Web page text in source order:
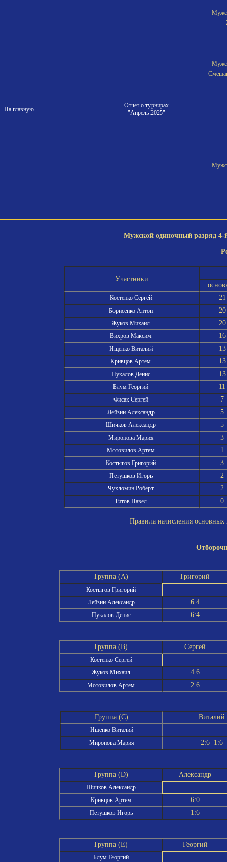
На главную
Отчет о турнирах
"Апрель 2025"
Мужской одиночный разряд 4-
Участники
Костенко Сергей 21
Борисенко Антон 20
Жуков Михаил 20
Вихров Максим 16
Ищенко Виталий 13
Кривцов Артем 13
Пукалов Денис 13
Блум Георгий 11
Фисак Сергей 7
Лейзин Александр 5
Шичков Александр 5
Миронова Мария 3
Мотовилов Артем 1
Костыгов Григорий 3
Петушков Игорь 2
Чухломин Роберт 2
Титов Павел 0
Правила начисления
Группа (A) Григорий
Костыгов Григорий
Лейзин Александр
6:4
Пукалов Денис 6:4
Группа (B) Сергей
Костенко Сергей
Жуков Михаил
4:6
Мотовилов Артем 2:6
Группа (C) Виталий
Ищенко Виталий
Миронова Мария
2:6 1:6
Группа (D) Александр
Шичков Александр
Кривцов Артем
6:0
Петушков Игорь 1:6
Группа (E) Георгий
Блум Георгий